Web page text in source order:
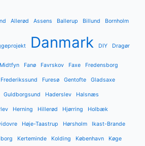
Allerød Assens Ballerup Billund Bornholm
Danmark DIY Dragør
Fanø Favrskov Faxe Fredensborg
Frederikssund Furesø Gentofte Gladsaxe
Guldborgsund Haderslev Halsnæs
Herning Hillerød Hjørring Holbæk
Høje-Taastrup Hørsholm Ikast-Brande
Kerteminde Kolding København Køge